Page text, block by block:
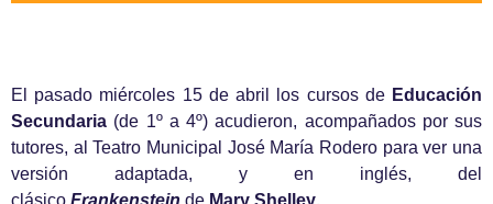
El pasado miércoles 15 de abril los cursos de Educación
Secundaria (de 1º a 4º) acudieron, acompañados por sus
tutores, al Teatro Municipal José María Rodero para ver una
versión adaptada, y en inglés, del